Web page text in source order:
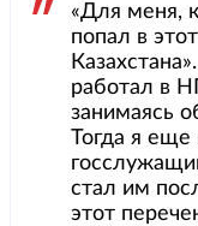
«Для меня,
попал в
работал в
занимаясь
Тогда я еще
стал им
этот